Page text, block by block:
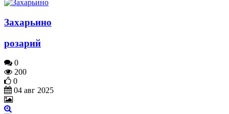
Захарьино
розарий
0
200
0
04 авг 2025